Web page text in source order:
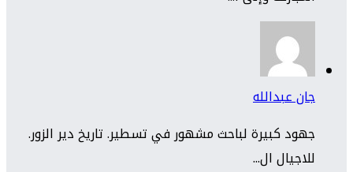
جان عبدالله
جهود كبيرة لباحث مشهور في تسطير. تاريخ دير الزور.
للاجيال ال...